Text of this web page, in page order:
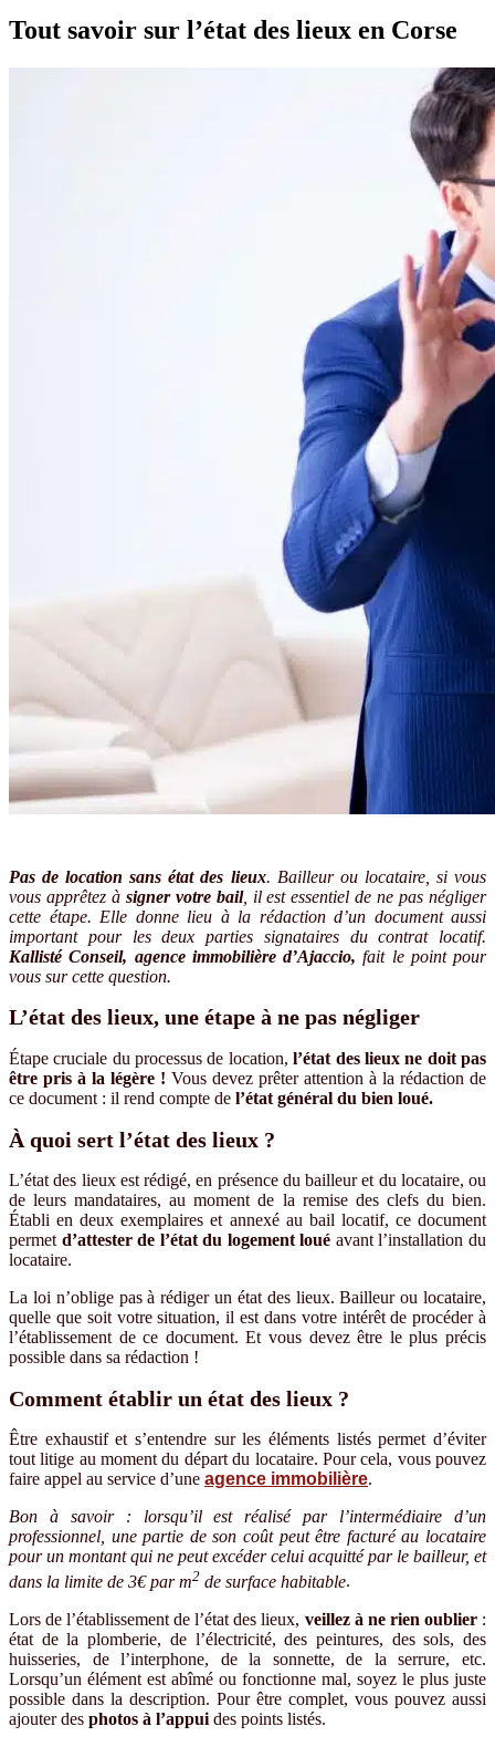
Tout savoir sur l’état des lieux en Corse
Pas de location sans état des lieux. Bailleur ou locataire, si vous
vous apprêtez à signer votre bail, il est essentiel de ne pas négliger
cette étape. Elle donne lieu à la rédaction d’un document aussi
important pour les deux parties signataires du contrat locatif.
Kallisté Conseil, agence immobilière d’Ajaccio,fait le point pour
vous sur cette question.
L’état des lieux, une étape à ne pas négliger
Étape cruciale du processus de location,l’état des lieux ne doit pas
être pris à la légère ! Vous devez prêter attention à la rédaction de
ce document : il rend compte de l’état général du bien loué.
À quoi sert l’état des lieux ?
L’état des lieux est rédigé, en présence du bailleur et du locataire, ou
de leurs mandataires, au moment de la remise des clefs du bien.
Établi en deux exemplaires et annexé au bail locatif, ce document
permet d’attester de l’état du logement loué avant l’installation du
locataire.
La loi n’oblige pas à rédiger un état des lieux. Bailleur ou locataire,
quelle que soit votre situation, il est dans votre intérêt de procéder à
l’établissement de ce document. Et vous devez être le plus précis
possible dans sa rédaction !
Comment établir un état des lieux ?
Être exhaustif et s’entendre sur les éléments listés permet d’éviter
tout litige au moment du départ du locataire. Pour cela, vous pouvez
faire appel au service d’une agence immobilière.
Bon à savoir : lorsqu’il est réalisé par l’intermédiaire d’un
professionnel, une partie de son coût peut être facturé au locataire
pour un montant qui ne peut excéder celui acquitté par le bailleur, et
dans la limite de 3€ par m2 de surface habitable.
Lors de l’établissement de l’état des lieux, veillez à ne rien oublier :
état de la plomberie, de l’électricité, des peintures, des sols, des
huisseries, de l’interphone, de la sonnette, de la serrure, etc.
Lorsqu’un élément est abîmé ou fonctionne mal, soyez le plus juste
possible dans la description. Pour être complet, vous pouvez aussi
ajouter des photos à l’appui des points listés.